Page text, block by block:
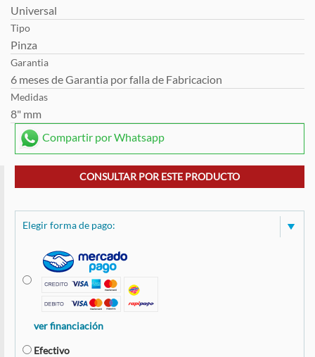
Universal
Tipo
Pinza
Garantia
6 meses de Garantia por falla de Fabricacion
Medidas
8" mm
Compartir por Whatsapp
CONSULTAR POR ESTE PRODUCTO
Elegir forma de pago:
ver financiación
Efectivo